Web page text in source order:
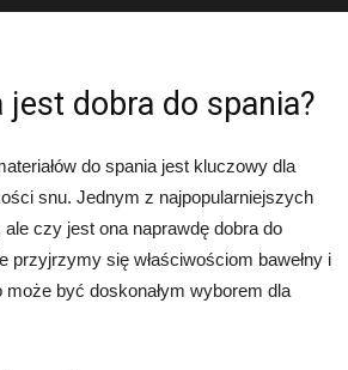
jest dobra do spania?
do spania jest kluczowy dla
snu. Jednym z najpopularniejszych
ale czy jest ona naprawdę dobra do
przyjrzymy się właściwościom bawełny i
być doskonałym wyborem dla